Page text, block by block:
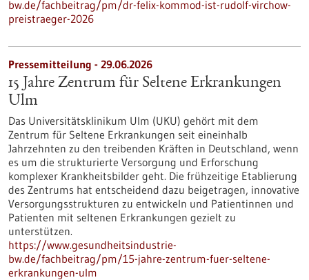
bw.de/fachbeitrag/pm/dr-felix-kommod-ist-rudolf-virchow-
preistraeger-2026
Pressemitteilung - 29.06.2026
15 Jahre Zentrum für Seltene Erkrankungen
Ulm
Das Universitätsklinikum Ulm (UKU) gehört mit dem
Zentrum für Seltene Erkrankungen seit eineinhalb
Jahrzehnten zu den treibenden Kräften in Deutschland, wenn
es um die strukturierte Versorgung und Erforschung
komplexer Krankheitsbilder geht. Die frühzeitige Etablierung
des Zentrums hat entscheidend dazu beigetragen, innovative
Versorgungsstrukturen zu entwickeln und Patientinnen und
Patienten mit seltenen Erkrankungen gezielt zu
unterstützen.
https://www.gesundheitsindustrie-
bw.de/fachbeitrag/pm/15-jahre-zentrum-fuer-seltene-
erkrankungen-ulm